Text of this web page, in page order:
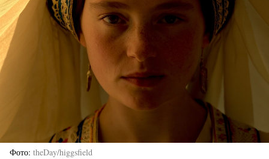
Фото theDay/higgsfield